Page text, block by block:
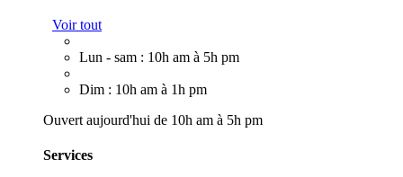
Voir tout
Lun - sam : 10h am à 5h pm
Dim : 10h am à 1h pm
Ouvert aujourd'hui de 10h am à 5h pm
Services